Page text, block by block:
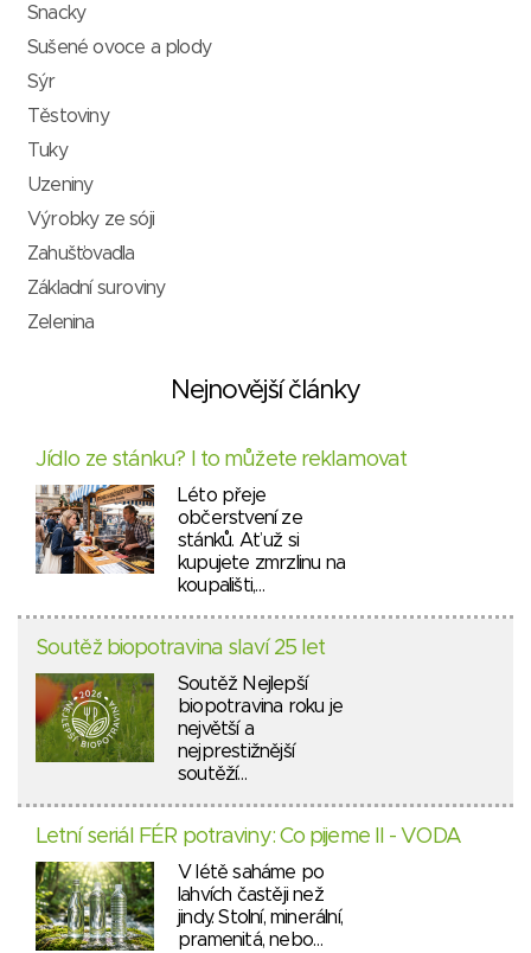
Snacky
Sušené ovoce a plody
Sýr
Těstoviny
Tuky
Uzeniny
Výrobky ze sóji
Zahušťovadla
Základní suroviny
Zelenina
Nejnovější články
Jídlo ze stánku? I to můžete reklamovat
Léto přeje
občerstvení ze
stánků. Ať už si
kupujete zmrzlinu na
koupališti,…
Soutěž biopotravina slaví 25 let
Soutěž Nejlepší
biopotravina roku je
největší a
nejprestižnější
soutěží…
Letní seriál FÉR potraviny: Co pijeme II - VODA
V létě saháme po
lahvích častěji než
jindy. Stolní, minerální,
pramenitá, nebo…